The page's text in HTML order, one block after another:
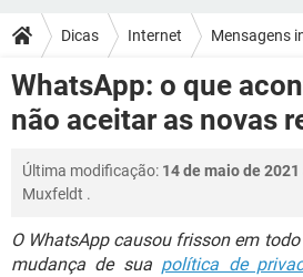
CELULAR
OUTLOOK
INSTAGRAM
DICAS
JOGOS
CELULAR
INSTAGRAM
DOWNLOADS
JOGOS
OUTLOOK
INSTAGRAM GMAIL
GUIA DE COMPRAS
FÓRUM
JOGOS
OUTLOOK
GLOSSÁRIO
JOGOS
CELULAR
Dicas Internet Mensagens
WhatsApp: o que
não aceitar as novas
Última modificação: 14 de maio de
Muxfeldt .
O WhatsApp causou frisson em
mudança de sua política de